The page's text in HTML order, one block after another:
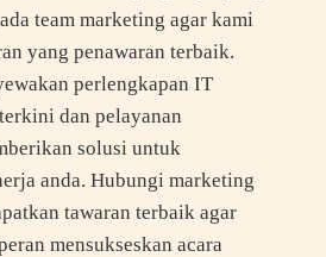
team marketing agar kami
yang penawaran terbaik.
perlengkapan IT
dan pelayanan
solusi untuk
anda. Hubungi marketing
tawaran terbaik agar
mensukseskan acara